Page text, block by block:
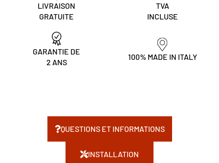
LIVRAISON
GRATUITE
TVA
INCLUSE
GARANTIE DE
2 ANS
100% MADE IN ITALY
QUESTIONS ET INFORMATIONS
INSTALLATION